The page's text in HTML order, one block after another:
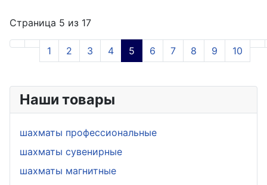
Наши товары
шахматы профессиональные
шахматы сувенирные
шахматы магнитные
Страница 5 из 17
1 2 3 4 5 6 7 8 9 10